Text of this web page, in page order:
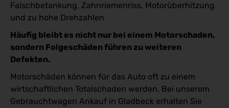
Falschbetankung, Zahnriemenriss, Motorüberhitzung
und zu hohe Drehzahlen
Häufig bleibt es nicht nur bei einem Motorschaden,
sondern Folgeschäden führen zu weiteren
Defekten.
Motorschäden können für das Auto oft zu einem
wirtschaftlichen Totalschaden werden. Bei unserem
Gebrauchtwagen Ankauf in Gladbeck erhalten Sie